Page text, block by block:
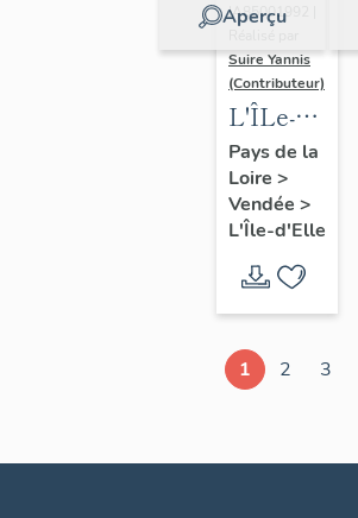
Aperçu
IA85001992 |
Suire Yannis
(Contributeur)
L'ÎLe-
d'Elle :
présentation
de la
Pays de la
Loire >
Vendée >
L'Île-d'Elle
1 2 3